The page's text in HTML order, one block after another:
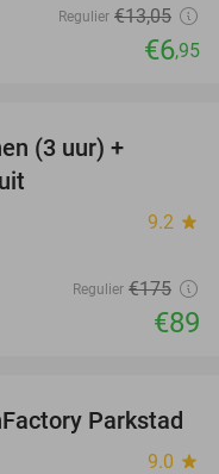
Regulier €13,05
€6,95
(3 uur) +
9.2 star
Regulier €175
€89
47%
Parkstad
9.0 star